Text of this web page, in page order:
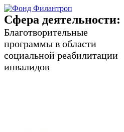
Сфера деятельности:
Благотворительные
программы в области
социальной реабилитации
инвалидов